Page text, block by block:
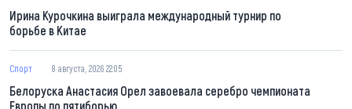
Ирина Курочкина выиграла международный турнир по
борьбе в Китае
Спорт 8 августа, 2026 22:05
Белоруска Анастасия Орел завоевала серебро чемпионата
Европы по пятиборью